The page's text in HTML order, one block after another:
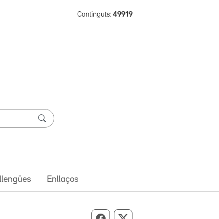
Continguts: 49919
Enllaços